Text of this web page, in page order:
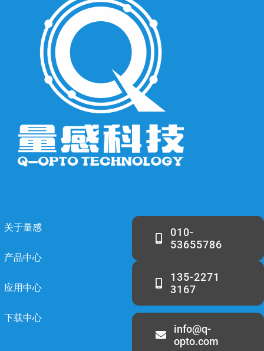
关于量感
产品中心
应用中心
下载中心
010-
53655786
135-2271
3167
info@q-
opto.com